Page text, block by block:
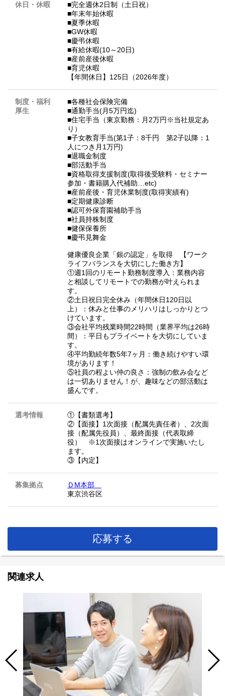
休日・休暇
■完全週休2日制（土日祝）
■年末年始休暇
■夏季休暇
■GW休暇
■慶弔休暇
■有給休暇(10～20日)
■産前産後休暇
■育児休暇
【年間休日】125日（2026年度）
制度・福利
厚生
■各種社会保険完備
■通勤手当(月5万円迄)
■住宅手当（東京勤務：月2万円※当社規定あ
り）
■子女教育手当(第1子：8千円 第2子以降：1
人につき月1万円)
■退職金制度
■部活動手当
■資格取得支援制度(取得後受験料・セミナー
参加・書籍購入代補助…etc)
■産前産後・育児休業制度(取得実績有)
■定期健康診断
■認可外保育園補助手当
■社員持株制度
■健保保養所
■慶弔見舞金
健康優良企業「銀の認定」を取得 【ワーク
ライフバランスを大切にした働き方】
①週1回のリモート勤務制度導入：業務内容
と相談してリモートでの勤務が叶えられま
す。
②土日祝日完全休み（年間休日120日以
上）：休みと仕事のメリハリはしっかりとつ
けています。
③会社平均残業時間22時間（業界平均は26時
間）：平日もプライベートを大切にしていま
す。
④平均勤続年数5年7ヶ月：働き続けやすい環
境があります！
⑤社員の程よい仲の良さ：強制の飲み会など
は一切ありません！が、趣味などの部活動は
盛んです。
選考情報
①【書類選考】
②【面接】1次面接（配属先責任者）、2次面
接（配属先役員）、最終面接（代表取締
役） ※1次面接はオンラインで実施いたし
ます。
③【内定】
募集拠点
ＤM本部
東京渋谷区
応募する
関連求人